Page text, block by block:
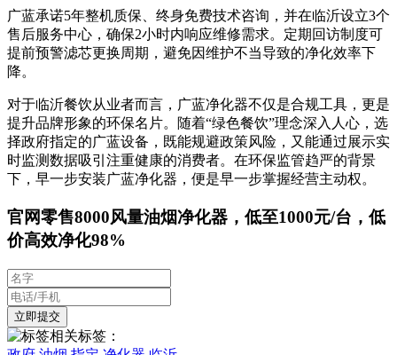
广蓝承诺5年整机质保、终身免费技术咨询，并在临沂设立3个
售后服务中心，确保2小时内响应维修需求。定期回访制度可
提前预警滤芯更换周期，避免因维护不当导致的净化效率下
降。
对于临沂餐饮从业者而言，广蓝净化器不仅是合规工具，更是
提升品牌形象的环保名片。随着“绿色餐饮”理念深入人心，选
择政府指定的广蓝设备，既能规避政策风险，又能通过展示实
时监测数据吸引注重健康的消费者。在环保监管趋严的背景
下，早一步安装广蓝净化器，便是早一步掌握经营主动权。
官网零售8000风量油烟净化器，低至1000元/台，低
价高效净化98%
相关标签：